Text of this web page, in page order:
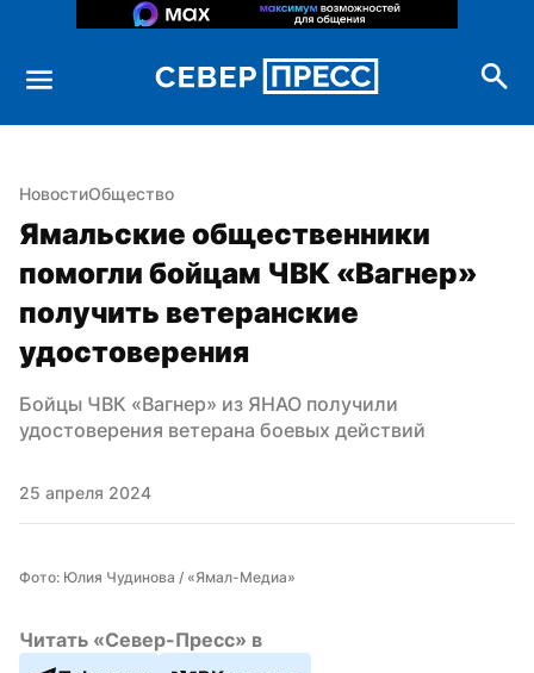
НовостиОбщество
Ямальские общественники
помогли бойцам ЧВК «Вагнер»
получить ветеранские
удостоверения
Бойцы ЧВК «Вагнер» из ЯНАО получили
удостоверения ветерана боевых действий
25 апреля 2024
Фото: Юлия Чудинова / «Ямал-Медиа»
Читать «Север-Пресс» в